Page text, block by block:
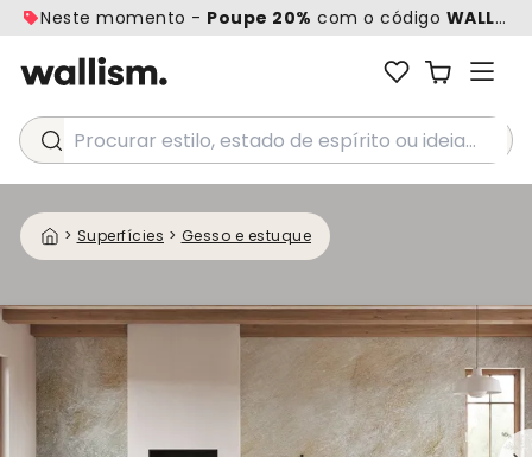
Neste momento - Poupe 20% com o código WALL20
Procurar estilo, estado de espírito ou ideia...
> Superfícies > Gesso e estuque